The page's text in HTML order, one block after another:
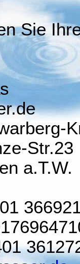
Sie
Str.23
a.T.W.